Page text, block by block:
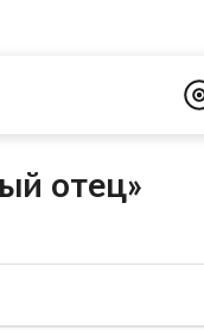
отец»